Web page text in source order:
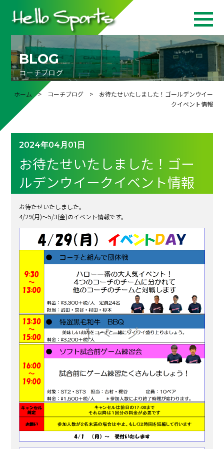
BLOG
コーチブログ
ホーム > コーチブログ> お待たせいたしました！ゴールデンウイー
クイベント情報
2024年04月01日
お待たせいたしました！ゴー
ルデンウイークイベント情報
お待たせいたしました。
4/29(月)～5/3(金)のイベント情報です。